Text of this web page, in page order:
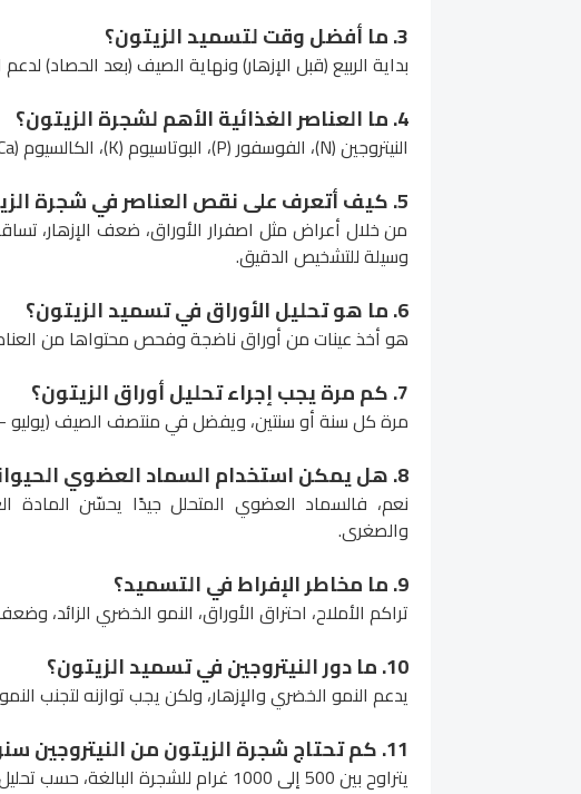
3. ما أفضل وقت لتسميد الزيتون؟
بداية الربيع (قبل الإزهار) ونهاية الصيف (بعد الحصاد)
4. ما العناصر الغذائية الأهم لشجرة الزيتون؟
النيتروجين (N)، الفوسفور (P)، البوتاسيوم (K)، الكالسيوم (Ca)، المغنيسيوم (Mg)، البورون (B)، والحديد (Fe).
5. كيف أتعرف على نقص العناصر في شجرة الزيتون؟
من خلال أعراض مثل اصفرار الأوراق، ضعف الإزهار،
وسيلة للتشخيص الدقيق.
6. ما هو تحليل الأوراق في تسميد الزيتون؟
هو أخذ عينات من أوراق ناضجة وفحص محتواها من العناصر
7. كم مرة يجب إجراء تحليل أوراق الزيتون؟
مرة كل سنة أو سنتين، ويفضل في منتصف الصيف
8. هل يمكن استخدام السماد العضوي الحيواني في تسميد الزيتون؟
نعم، فالسماد العضوي المتحلل جيدًا يحسّن المادة
والصغرى.
9. ما مخاطر الإفراط في التسميد؟
تراكم الأملاح، احتراق الأوراق، النمو الخضري الزائد،
10. ما دور النيتروجين في تسميد الزيتون؟
يدعم النمو الخضري والإزهار، ولكن يجب توازنه لتجنب
11. كم تحتاج شجرة الزيتون من النيتروجين سنويًا؟
يتراوح بين 500 إلى 1000 غرام للشجرة البالغة، حسب تحليل التربة والعمر.